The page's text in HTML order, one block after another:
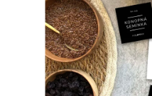
hvězdiček.